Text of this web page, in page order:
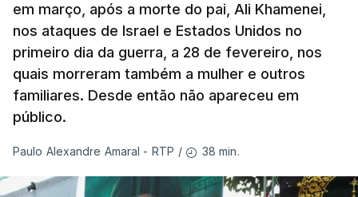
em março, após a morte do pai, Ali Khamenei,
nos ataques de Israel e Estados Unidos no
primeiro dia da guerra, a 28 de fevereiro, nos
quais morreram também a mulher e outros
familiares. Desde então não apareceu em
público.
Paulo Alexandre Amaral - RTP / 38 min.